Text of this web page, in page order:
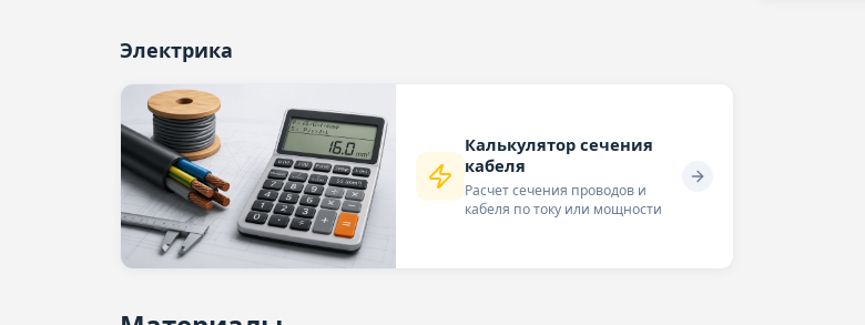
Электрика
Калькулятор сечения
кабеля
Расчет сечения проводов и
кабеля по току или мощности